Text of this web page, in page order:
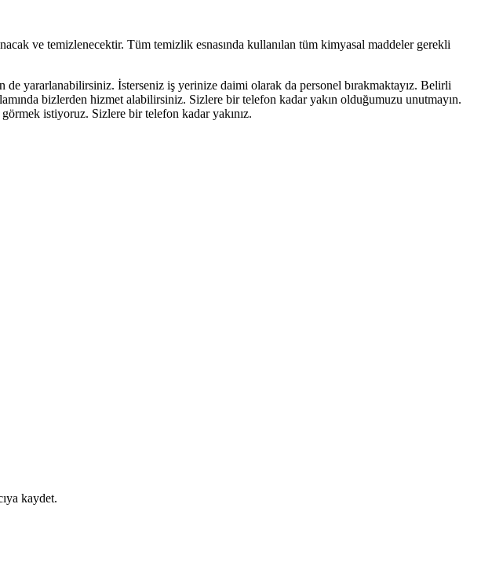
ve temizlenecektir. Tüm temizlik esnasında kullanılan tüm kimyasal maddeler gerekli
yararlanabilirsiniz. İsterseniz iş yerinize daimi olarak da personel bırakmaktayız. Belirli
bizlerden hizmet alabilirsiniz. Sizlere bir telefon kadar yakın olduğumuzu unutmayın.
istiyoruz. Sizlere bir telefon kadar yakınız.
kaydet.